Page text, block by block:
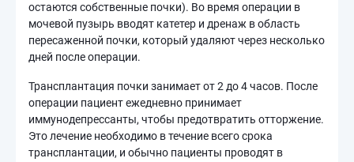
остаются собственные почки). Во время операции в
мочевой пузырь вводят катетер и дренаж в область
пересаженной почки, который удаляют через несколько
дней после операции.
Трансплантация почки занимает от 2 до 4 часов. После
операции пациент ежедневно принимает
иммунодепрессанты, чтобы предотвратить отторжение.
Это лечение необходимо в течение всего срока
трансплантации, и обычно пациенты проводят в